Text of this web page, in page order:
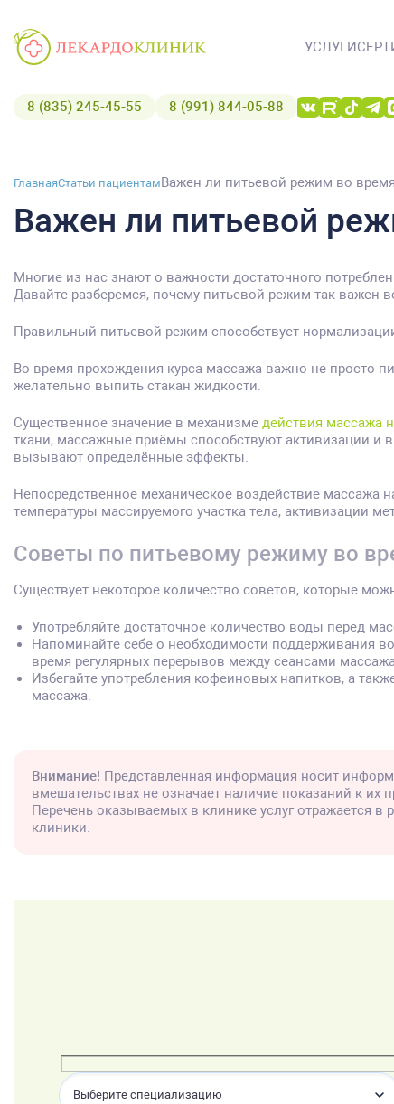
УСЛУГИ
8 (835) 245-45-55 8 (991) 844-05-88
ГлавнаяСтатьи пациентамВажен ли питьевой режим во
Важен ли питьевой
Многие из нас знают о важности достаточного
Давайте разберемся, почему питьевой режим так важен
Правильный питьевой режим способствует
Во время прохождения курса массажа важно не просто
желательно выпить стакан жидкости.
Существенное значение в механизме действия массажа
ткани, массажные приёмы способствуют активизации и
вызывают определённые эффекты.
Непосредственное механическое воздействие
температуры массируемого участка тела, активизации
Советы по питьевому режиму во
Существует некоторое количество советов, которые
Употребляйте достаточное количество воды перед
Напоминайте себе о необходимости поддерживания
время регулярных перерывов между сеансами
Избегайте употребления кофеиновых напитков, а
массажа.
Внимание! Представленная информация носит
вмешательствах не означает наличие показаний к
Перечень оказываемых в клинике услуг отражается в
клиники.
Выберите специализацию